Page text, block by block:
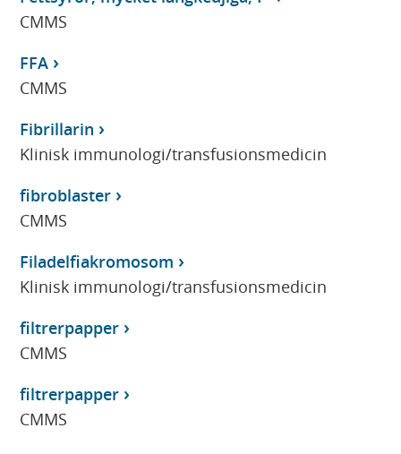
CMMS
FFA
CMMS
Fibrillarin
Klinisk immunologi/transfusionsmedicin
fibroblaster
CMMS
Filadelfiakromosom
Klinisk immunologi/transfusionsmedicin
filtrerpapper
CMMS
filtrerpapper
CMMS